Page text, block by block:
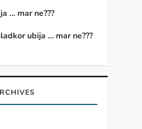
… mar ne???
ubija … mar ne???